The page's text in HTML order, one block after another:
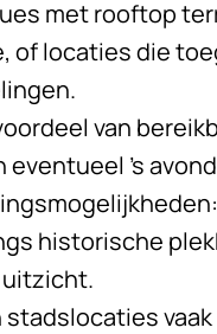
met rooftop
of locaties die
van
’s
historische
stadslocaties